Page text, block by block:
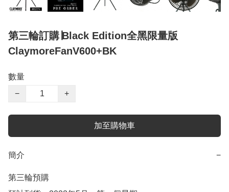
第三輪訂購∣Black Edition全黑限量版
ClaymoreFanV600+BK
數量
−
+
加至購物車
簡介 −
第三輪預購